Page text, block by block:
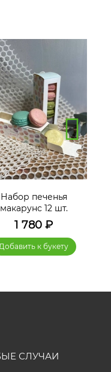
Набор печенья
макарунс 12 шт.
1 780 ₽
к букету
СЛУЧАИ